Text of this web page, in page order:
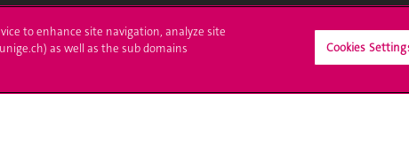
Médias
to enhance site navigation, analyze site
as well as the sub domains
Cookies